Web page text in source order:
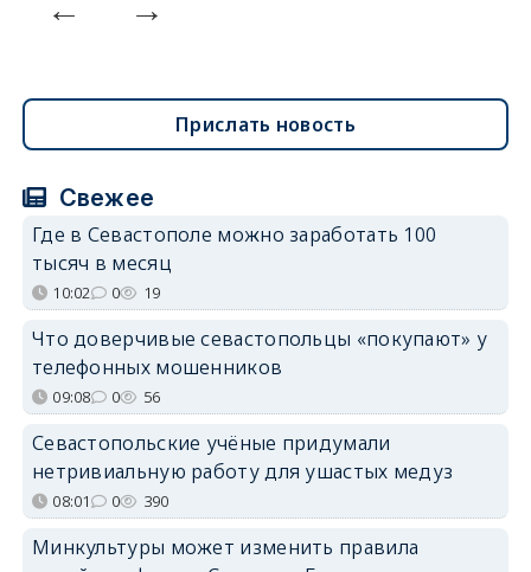
Прислать новость
Свежее
Где в Севастополе можно заработать 100
тысяч в месяц
10:02 0 19
Что доверчивые севастопольцы «покупают» у
телефонных мошенников
09:08 0 56
Севастопольские учёные придумали
нетривиальную работу для ушастых медуз
08:01 0 390
Минкультуры может изменить правила